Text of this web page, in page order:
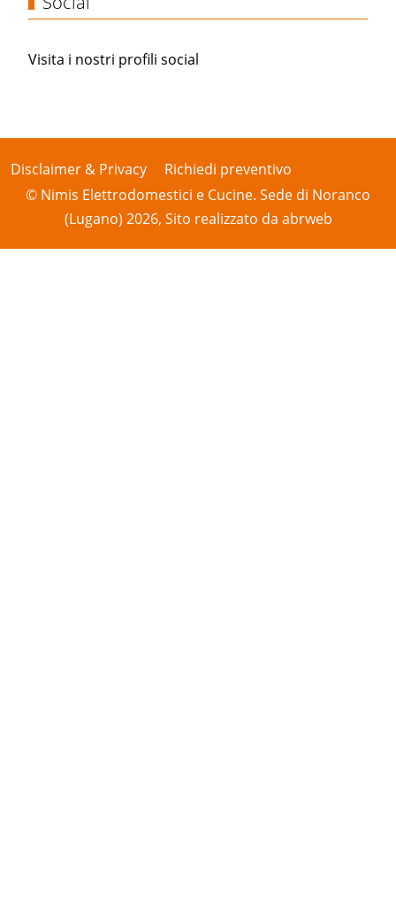
Visita i nostri profili social
Disclaimer & Privacy
Richiedi preventivo
© Nimis Elettrodomestici e Cucine. Sede di Noranco
(Lugano) 2026, Sito realizzato da abrweb